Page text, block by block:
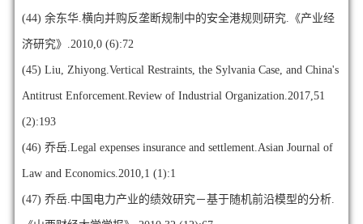
(44) 余东华.横向并购反垄断规制中的安全港规则研究.《产业经
济研究》.2010,0 (6):72
(45) Liu, Zhiyong.Vertical Restraints, the Sylvania Case, and China's
Antitrust Enforcement.Review of Industrial Organization.2017,51
(2):193
(46) 乔岳.Legal expenses insurance and settlement.Asian Journal of
Law and Economics.2010,1 (1):1
(47) 乔岳.中国电力产业的绩效研究－基于随机前沿模型的分析.